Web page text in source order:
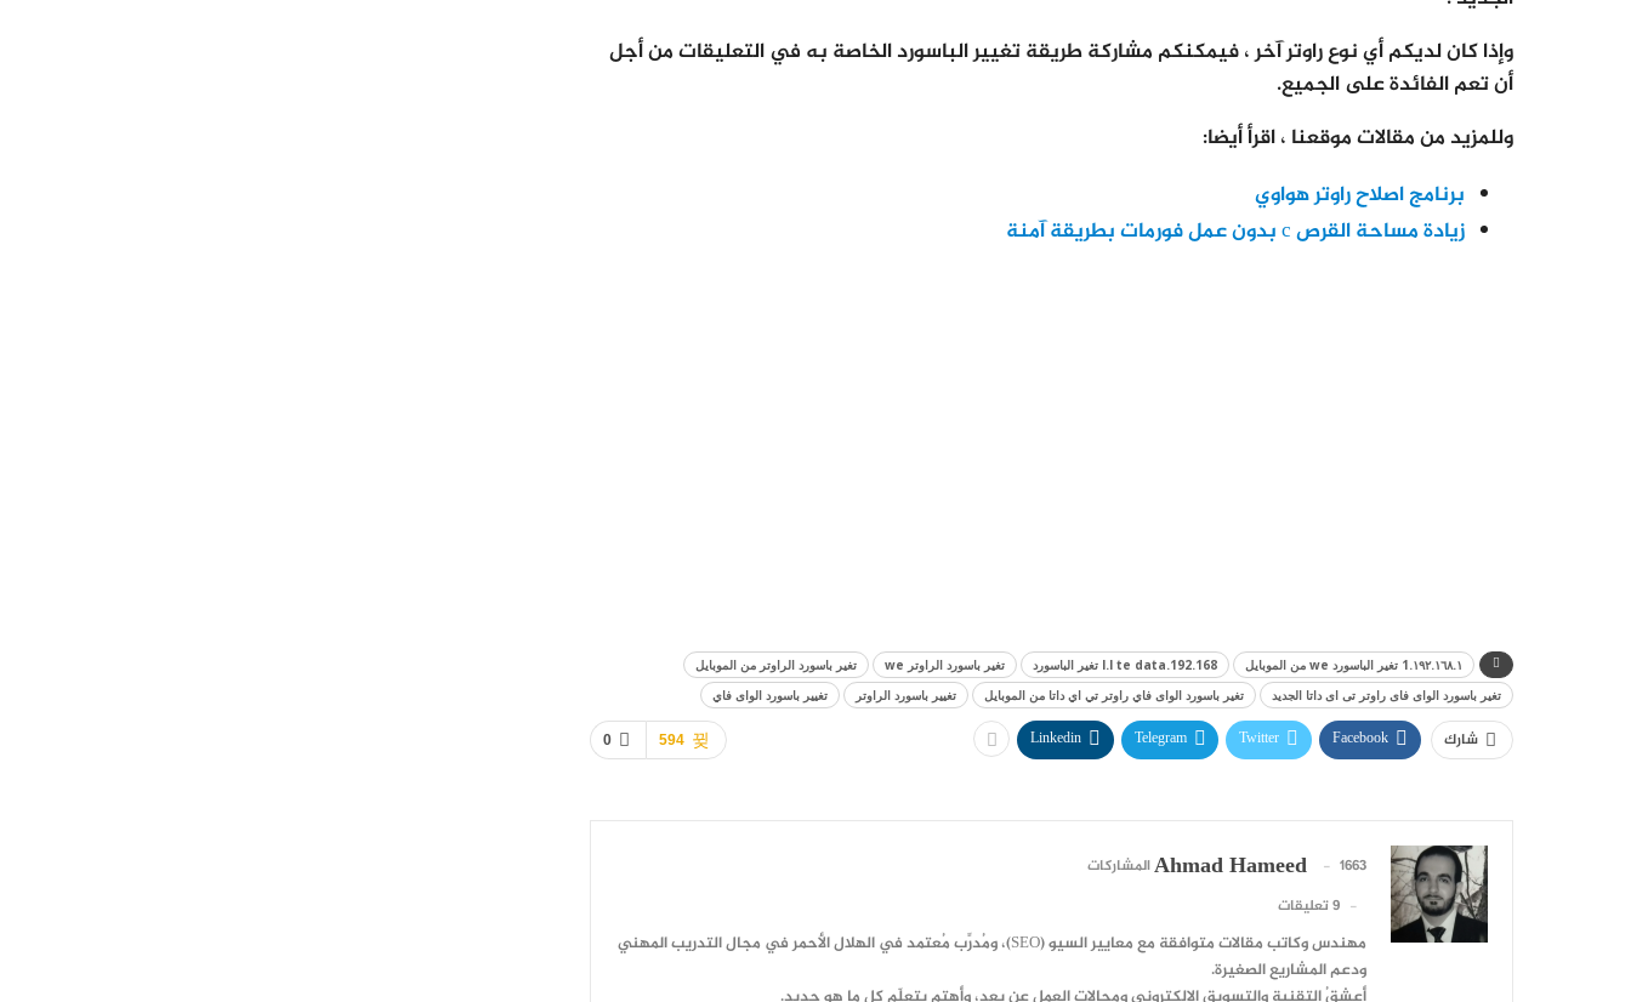
وإذا كان لديكم أي نوع راوتر آخر ، فيمكنكم مشاركة طريقة تغيير الباسورد الخاصة به في التعليقات من أجل
أن تعم الفائدة على الجميع.
وللمزيد من مقالات موقعنا ، اقرأ أيضا:
برنامج اصلاح راوتر هواوي
زيادة مساحة القرص c بدون عمل فورمات بطريقة آمنة
١٩٢.١٦٨.١.1 تغير الباسورد we من الموبايل 192.168.l.l te data تغير الباسورد تغير باسورد الراوتر we
تغير باسورد الراوتر من الموبايل
تغير باسورد الواى فاى راوتر تى اى داتا الجديد
تغير باسورد الواى فاي راوتر تي اي داتا من الموبايل تغيير باسورد الراوتر تغيير باسورد الواى فاي
0 594 شارك Facebook
Twitter
Telegram
Linkedin
Ahmad Hameed
1663 المشاركات
9 تعليقات
مهندس وكاتب مقالات متوافقة مع معايير السيو (SEO)، ومُدرِّب مُعتمد في الهلال الأحمر في مجال التدريب المهني
ودعم المشاريع الصغيرة.